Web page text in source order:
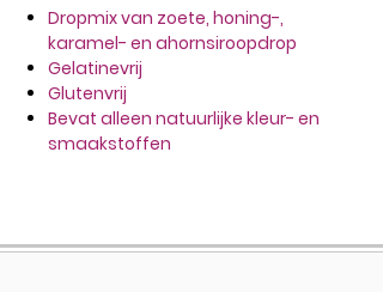
Dropmix van zoete, honing-,
karamel- en ahornsiroopdrop
Gelatinevrij
Glutenvrij
Bevat alleen natuurlijke kleur- en
smaakstoffen